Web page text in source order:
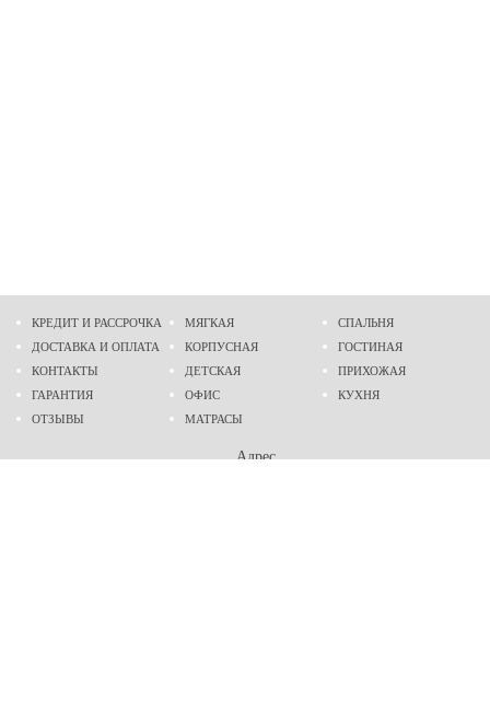
КРЕДИТ И РАССРОЧКА
ДОСТАВКА И ОПЛАТА
КОНТАКТЫ
ГАРАНТИЯ
ОТЗЫВЫ
МЯГКАЯ
КОРПУСНАЯ
ДЕТСКАЯ
ОФИС
МАТРАСЫ
СПАЛЬНЯ
ГОСТИНАЯ
ПРИХОЖАЯ
КУХНЯ
Адрес